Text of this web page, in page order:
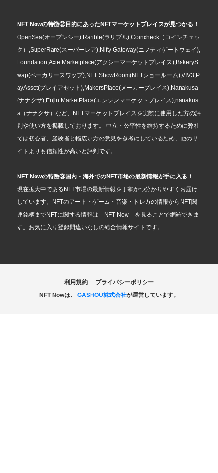
NFT Nowの特徴②目的にあったNFTマーケットプレイスが見つかる！
OpenSea(オープンシー),Rarible(ラリブル),Coincheck（コインチェッ
ク）,SuperRare(スーパーレア),Nifty Gateway(ニフティゲートウェイ),
Foundation,Axie Marketplace(アクシーマーケットプレイス),BakeryS
wap(ベーカリースワップ),NFT ShowRoom(NFTショールーム),VIV3,Pl
ayAsset(プレイアセット),MakersPlace(メーカープレイス),Nanakusa
(ナナクサ),Enjin MarketPlace(エンジンマーケットプレイス),nanakus
a（ナナクサ）など、NFTマーケットプレイスを実際に使用した方の評
判や使い方を掲載しております。 中立・公平性を維持するために弊社
では初心者、経験者と幅広い方の意見を参考にしているため、他のサ
イトよりも信頼性が高いと評判です。
NFT Nowの特徴③国内・海外でのNFT市場の最新情報が手に入る！
現在拡大中であるNFT市場の最新情報を丁寧かつ分かりやすくお届け
しています。NFTのアート・ゲーム・音楽・トレカの情報からNFT関
連銘柄までNFTに関する情報は「NFT Now」を見ることで網羅できま
す。お気に入り登録間違いなしの総合情報サイトです。
利用規約
プライバシーポリシー
NFT Nowは、 GASHOU株式会社が運営しています。